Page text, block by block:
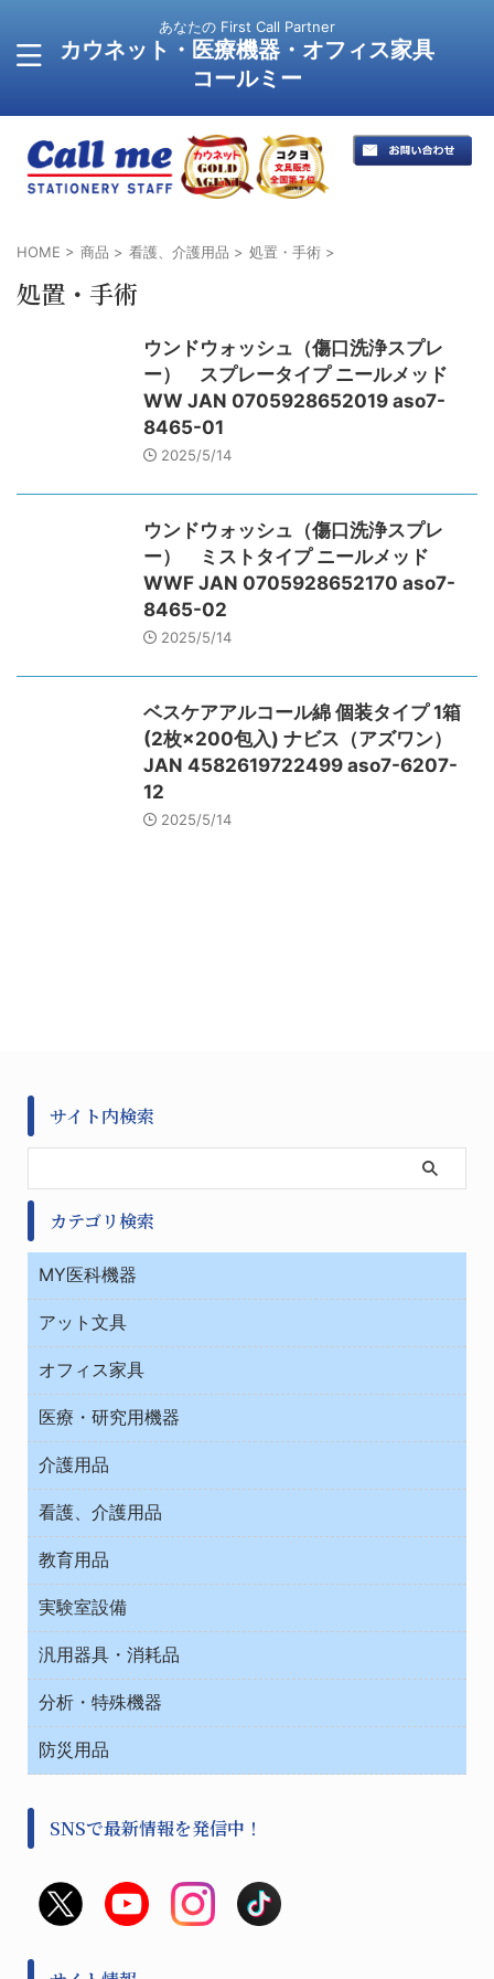
あなたの First Call Partner
カウネット・医療機器・オフィス家具
コールミー
HOME > 商品 > 看護、介護用品 > 処置・手術 >
処置・手術
ウンドウォッシュ（傷口洗浄スプレ
ー） スプレータイプ ニールメッド
WW JAN 0705928652019 aso7-
8465-01
2025/5/14
ウンドウォッシュ（傷口洗浄スプレ
ー） ミストタイプ ニールメッド
WWF JAN 0705928652170 aso7-
8465-02
2025/5/14
ベスケアアルコール綿 個装タイプ 1箱
(2枚×200包入) ナビス（アズワン）
JAN 4582619722499 aso7-6207-
12
2025/5/14
サイト内検索
カテゴリ検索
MY医科機器
診察・診断
与薬・調剤薬局
アット文具
ＯＡ・パソコン用品
オフィス家具
オフィス作業用品
医療・研究用機器
ウエアー
チューブコネクタ素材
テープ・ラベル・紙製
デシケーター類
ベット周辺
ベンチ無菌ドラフト
院内感染防止、空気清浄器類
運搬
温度・湿度管理機器
加圧・減圧・油ポンプ
撹拌機 ２
救急
金属、ホーロー容器・バット類
金属・樹脂実験必需１
介護用品
介護・リハビリ
看護、介護用品
院内感染防止、空気清浄器類
救急
健康機器・用品
事務・受付
処置・手術
中材・滅菌・洗浄
教育用品
ノート・紙製品
実験室設備
コンテナー保温容器
工具類
事務用品・ＯＡデスク
清掃用品
汎用器具・消耗品
テープ・ラベル・紙製
金属・樹脂実験必需２
樹脂容器各種
分析・特殊機器
検査用品
分離・分析ロシ
防災用品
初期活動・対策本部
非常用食料品
風水害対策用品
防犯用品・その他
SNSで最新情報を発信中！